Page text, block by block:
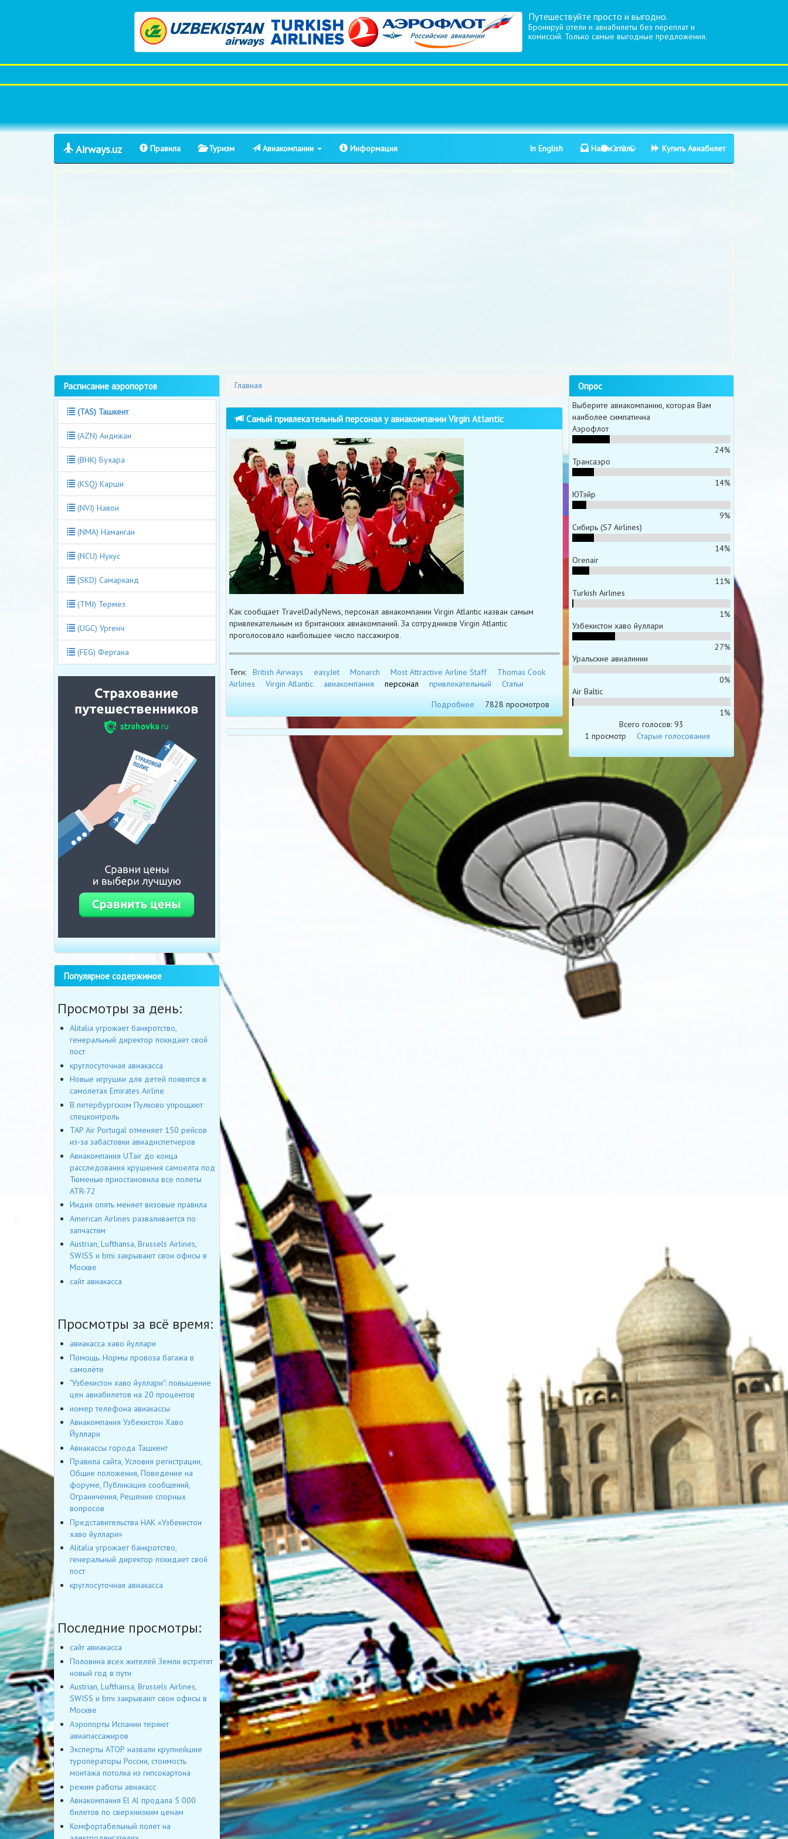
Путешествуйте просто и выгодно.
Бронируй отели и авиабилеты без переплат и
комиссий. Только самые выгодные предложения.
Airways.uz Правила Туризм Авиакомпании Информация In English Найти отель Купить Авиабилет
Главная
Самый привлекательный персонал у авиакомпании Virgin Atlantic
Как сообщает TravelDailyNews, персонал авиакомпании Virgin Atlantic назван самым
привлекательным из британских авиакомпаний. За сотрудников Virgin Atlantic
проголосовало наибольшее число пассажиров.
Теги: British Airways easyJet Monarch Most Attractive Airline Staff
Thomas Cook
Airlines
Virgin Atlantic авиакомпания персонал привлекательный
Статьи
Подробнее
7828 просмотров
Расписание аэропортов
(TAS) Ташкент
(AZN) Андижан
(BHK) Бухара
(KSQ) Карши
(NVI) Навои
(NMA) Наманган
(NCU) Нукус
(SKD) Самарканд
(TMJ) Термез
(UGC) Ургенч
(FEG) Фергана
Популярное содержимое
Просмотры за день:
Alitalia угрожает банкротство,
генеральный директор покидает свой
пост
круглосуточная авиакасса
Новые игрушки для детей появятся в
самолетах Emirates Airline
В петербургском Пулково упрощают
спецконтроль
TAP Air Portugal отменяет 150 рейсов
из-за забастовки авиадиспетчеров
Авиакомпания UTair до конца
расследования крушения самоелта под
Тюменью приостановила все полеты
ATR-72
Индия опять меняет визовые правила
American Airlines разваливается по
запчастям
Austrian, Lufthansa, Brussels Airlines,
SWISS и bmi закрывают свои офисы в
Москве
сайт авиакасса
Просмотры за всё время:
авиакасса хаво йуллари
Помощь. Нормы провоза багажа в
самолёте
"Узбекистон хаво йуллари": повышение
цен авиабилетов на 20 процентов
номер телефона авиакассы
Авиакомпания Узбекистон Хаво
Йуллари
Авиакассы города Ташкент
Правила сайта, Условия регистрации,
Общие положения, Поведение на
форуме, Публикация сообщений,
Ограничения, Решение спорных
вопросов
Представительства НАК «Узбекистон
хаво йуллари»
Alitalia угрожает банкротство,
генеральный директор покидает свой
пост
круглосуточная авиакасса
Последние просмотры:
сайт авиакасса
Половина всех жителей Земли встретят
новый год в пути
Austrian, Lufthansa, Brussels Airlines,
SWISS и bmi закрывают свои офисы в
Москве
Аэропорты Испании теряют
авиапассажиров
Эксперты АТОР назвали крупнейшие
туроператоры России, стоимость
монтажа потолка из гипсокартона
режим работы авиакасс
Авиакомпания El Al продала 5 000
билетов по сверхнизким ценам
Комфортабельный полет на
Опрос
Выберите авиакомпанию, которая Вам
наиболее симпатична
Аэрофлот
24%
Трансаэро
14%
ЮТэйр
9%
Сибирь (S7 Airlines)
14%
Orenair
11%
Turkish Airlines
1%
Узбекистон хаво йуллари
27%
Уральские авиалинии
0%
Air Baltic
1%
Всего голосов: 93
1 просмотр
Старые голосования